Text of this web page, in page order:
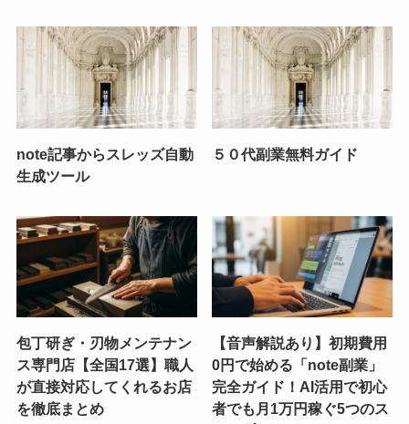
note記事からスレッズ自動
生成ツール
５０代副業無料ガイド
包丁研ぎ・刃物メンテナン
ス専門店【全国17選】職人
が直接対応してくれるお店
を徹底まとめ
【音声解説あり】初期費用
0円で始める「note副業」
完全ガイド！AI活用で初心
者でも月1万円稼ぐ5つのス